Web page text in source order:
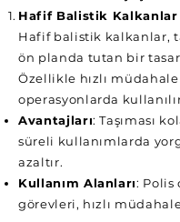
Hafif Balistik Kalkanlar
Hafif balistik kalkanlar,
ön planda tutan bir
Özellikle hızlı
operasyonlarda
Avantajları: Taşıması
süreli kullanımlarda
azaltır.
Kullanım Alanları: Polis
görevleri, hızlı